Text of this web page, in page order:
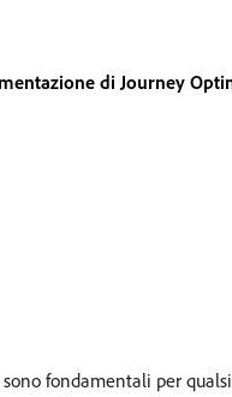
di Journey
fondamentali per